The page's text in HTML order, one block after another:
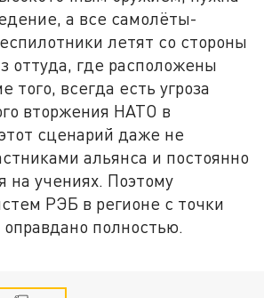
а все самолёты-
летят со стороны
оттуда, где расположены
того, всегда есть угроза
вторжения НАТО в
сценарий даже не
альянса и постоянно
на учениях. Поэтому
РЭБ в регионе с точки
полностью.